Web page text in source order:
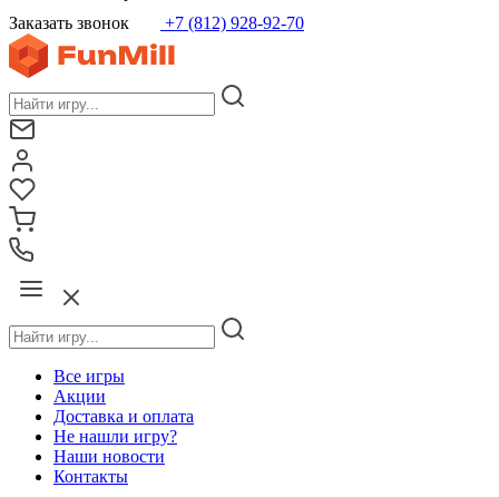
Заказать звонок
+7 (812) 928-92-70
Все игры
Акции
Доставка и оплата
Не нашли игру?
Наши новости
Контакты